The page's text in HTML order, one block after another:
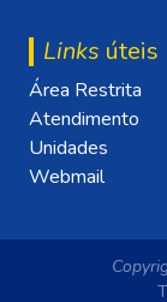
Links úteis
Área Restrita
Atendimento
Unidades
Webmail